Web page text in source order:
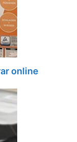
online